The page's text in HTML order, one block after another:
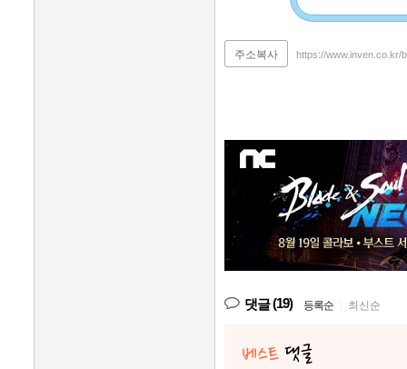
주소복사 https://www.inven.co.kr/
댓글(19) 등록순 최신순